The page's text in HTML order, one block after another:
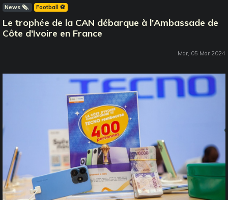
News 🗞️ Football ⚽️
Le trophée de la CAN débarque à l'Ambassade de
Côte d'Ivoire en France
Mar, 05 Mar 2024